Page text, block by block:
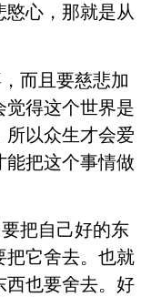
心，那就是从
而且要慈悲加
觉得这个世界是
所以众生才会爱
能把这个事情做
把自己好的东
把它舍去。也就
西也要舍去。好